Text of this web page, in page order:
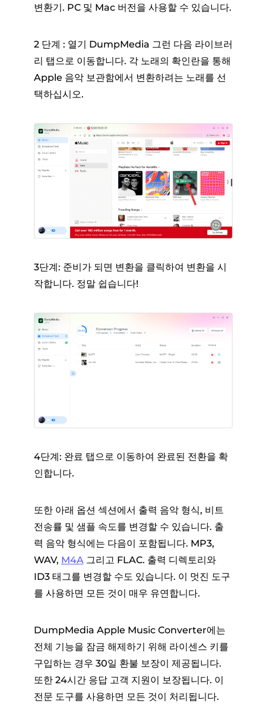
변환기. PC 및 Mac 버전을 사용할 수 있습니다.
2 단계 : 열기 DumpMedia 그런 다음 라이브러
리 탭으로 이동합니다. 각 노래의 확인란을 통해
Apple 음악 보관함에서 변환하려는 노래를 선
택하십시오.
3단계: 준비가 되면 변환을 클릭하여 변환을 시
작합니다. 정말 쉽습니다!
4단계: 완료 탭으로 이동하여 완료된 전환을 확
인합니다.
또한 아래 옵션 섹션에서 출력 음악 형식, 비트
전송률 및 샘플 속도를 변경할 수 있습니다. 출
력 음악 형식에는 다음이 포함됩니다. MP3,
WAV, M4A 그리고 FLAC. 출력 디렉토리와
ID3 태그를 변경할 수도 있습니다. 이 멋진 도구
를 사용하면 모든 것이 매우 유연합니다.
DumpMedia Apple Music Converter에는
전체 기능을 잠금 해제하기 위해 라이센스 키를
구입하는 경우 30일 환불 보장이 제공됩니다.
또한 24시간 응답 고객 지원이 보장됩니다. 이
전문 도구를 사용하면 모든 것이 처리됩니다.